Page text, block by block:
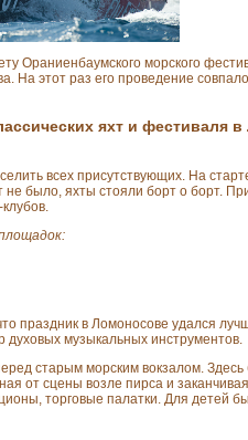
Ораниенбаумского морского
На этот раз его проведение
яхт и фестиваля
всех присутствующих. На
было, яхты стояли борт о борт.
праздник в Ломоносове удался
духовых музыкальных инструментов.
старым морским вокзалом.
от сцены возле пирса и
торговые палатки. Для детей